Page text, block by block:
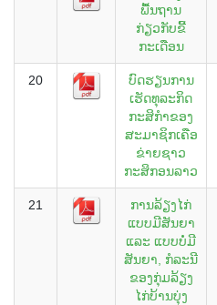
ພື້ນຖານ
ກ່ຽວກັບຂີ້
ກະເດືອນ
20
ບົດຮຽນການ
ເຮັດທຸລະກິດ
ກະສິກຳຂອງ
ສະມາຊິກເຄືອ
ຂ່າຍຊາວ
ກະສິກອນລາວ
21
ການລ້ຽງໄກ່
ແບບມີສັນຍາ
ແລະ ແບບບໍ່ມີ
ສັນຍາ, ກໍລະນີ
ຂອງກຸ່ມລ້ຽງ
ໄກ່ບ້ານບຸ່ງ